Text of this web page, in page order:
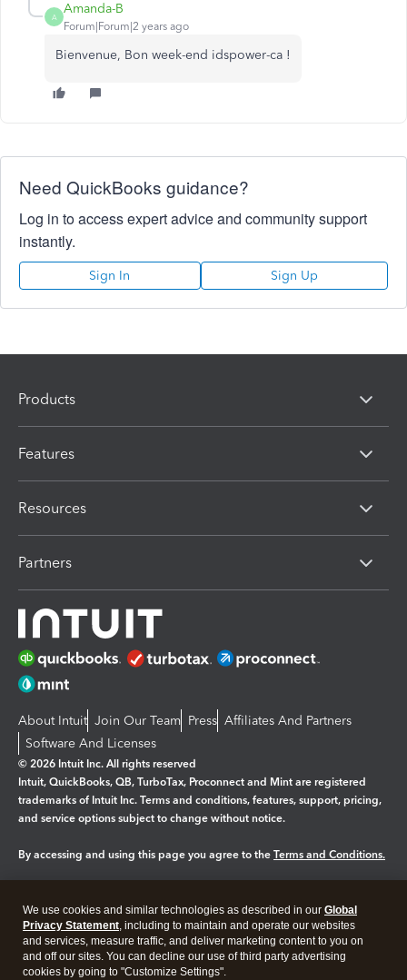
A
Amanda-B
Forum|Forum|2 years ago
Bienvenue, Bon week-end idspower-ca !
Need QuickBooks guidance?
Log in to access expert advice and community support
instantly.
Sign In Sign Up
Products
Features
Resources
Partners
About Intuit Join Our Team Press Affiliates And Partners
Software And Licenses
© 2026 Intuit Inc. All rights reserved
Intuit, QuickBooks, QB, TurboTax, Proconnect and Mint are registered
trademarks of Intuit Inc. Terms and conditions, features, support, pricing,
and service options subject to change without notice.
By accessing and using this page you agree to the Terms and Conditions.
Legal Privacy Security
We use cookies and similar technologies as described in our Global
Privacy Statement, including to maintain and operate our websites
and services, measure traffic, and deliver marketing content to you on
and off our sites. You can decline our use of third party advertising
cookies by going to "Customize Settings".